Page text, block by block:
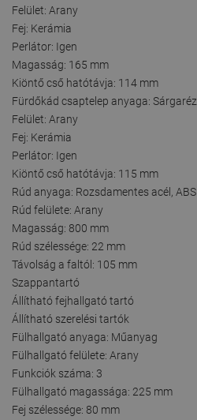
Felület: Arany
Fej: Kerámia
Perlátor: Igen
Magasság: 165 mm
Kiöntő cső hatótávja: 114 mm
Fürdőkád csaptelep anyaga: Sárgaréz
Felület: Arany
Fej: Kerámia
Perlátor: Igen
Kiöntő cső hatótávja: 115 mm
Rúd anyaga: Rozsdamentes acél, ABS
Rúd felülete: Arany
Magasság: 800 mm
Rúd szélessége: 22 mm
Távolság a faltól: 105 mm
Szappantartó
Állítható fejhallgató tartó
Állítható szerelési tartók
Fülhallgató anyaga: Műanyag
Fülhallgató felülete: Arany
Funkciók száma: 3
Fülhallgató magassága: 225 mm
Fej szélessége: 80 mm